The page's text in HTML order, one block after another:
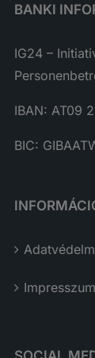
BANKI
IG24 –
IBAN: AT09
BIC:
Impresszum